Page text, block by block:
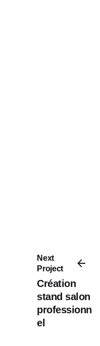
Next
Project
Création
stand salon
professionn
el